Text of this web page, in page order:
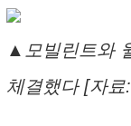
▲모빌린트와
체결했다 [자